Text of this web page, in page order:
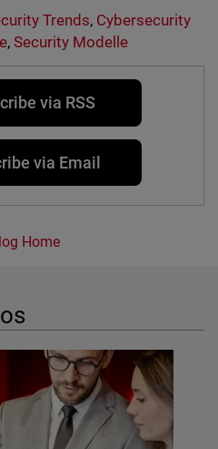
Trends, Cybersecurity
, Security Modelle
via RSS
via Email
Home